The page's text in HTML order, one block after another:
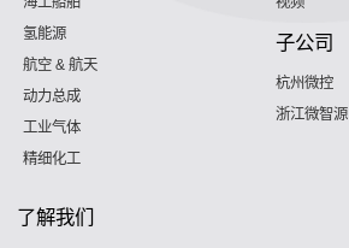
氢能源
航空 & 航天
动力总成
工业气体
精细化工
子公司
杭州微控
浙江微智源
了解我们